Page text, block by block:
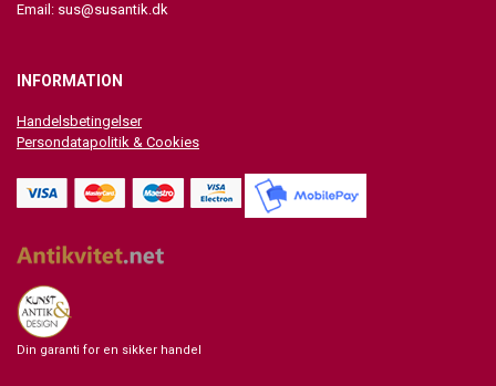
Email: sus@susantik.dk
INFORMATION
Handelsbetingelser
Persondatapolitik & Cookies
Din garanti for en sikker handel